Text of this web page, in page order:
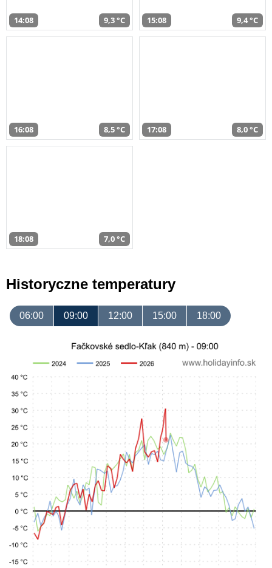
14:08 9,3 °C 15:08 9,4 °C
16:08 8,5 °C 17:08 8,0 °C
18:08 7,0 °C
Historyczne temperatury
06:00 09:00 12:00 15:00 18:00